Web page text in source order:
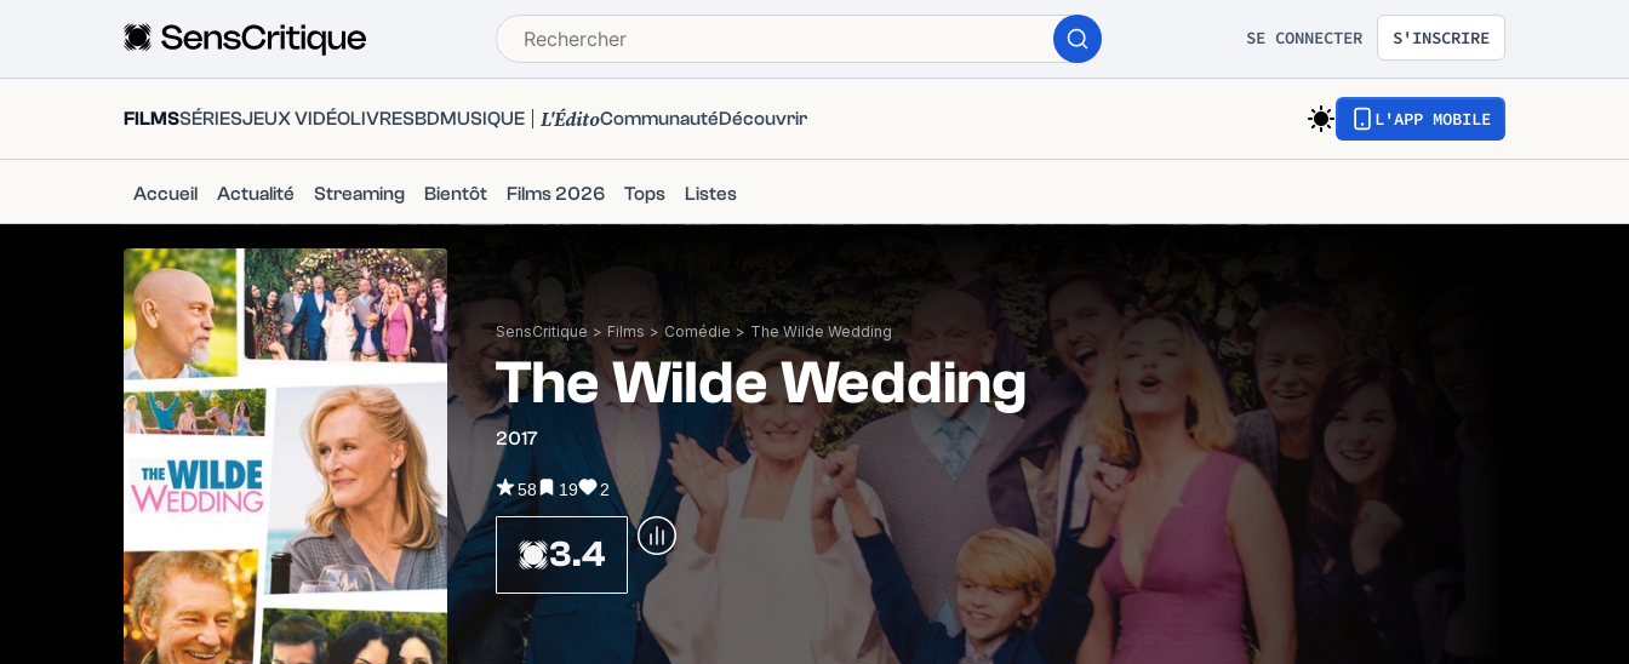
SE CONNECTER S'INSCRIRE
FILMSSÉRIESJEUX VIDÉOLIVRESBDMUSIQUE L'ÉditoCommunautéDécouvrir L'APP MOBILE
Accueil Actualité Streaming Bientôt Films 2026 Tops Listes
SensCritique > Films > Comédie > The Wilde Wedding
The Wilde Wedding
2017
58 19 2
3.4